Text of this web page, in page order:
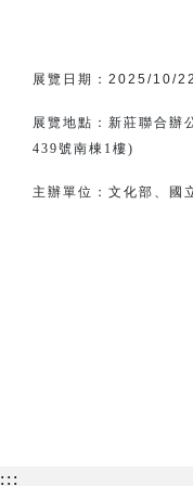
展覽日期： 2025/10/
展覽地點：新莊聯合辦
439號南棟1樓)
主辦單位： 文化部、 國
:::